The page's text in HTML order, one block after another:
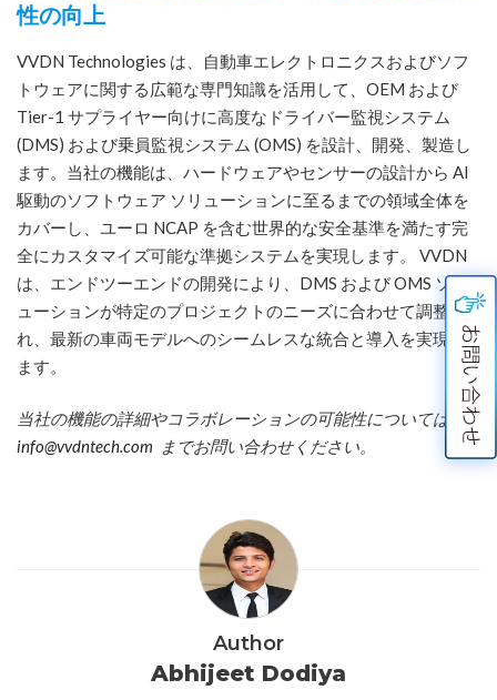
性の向上
VVDN Technologies は、自動車エレクトロニクスおよびソフ
トウェアに関する広範な専門知識を活用して、OEM および
Tier-1 サプライヤー向けに高度なドライバー監視システム
(DMS) および乗員監視システム (OMS) を設計、開発、製造し
ます。当社の機能は、ハードウェアやセンサ​​ーの設計から AI
駆動のソフトウェア ソリューションに至るまでの領域全体を
カバーし、ユーロ NCAP を含む世界的な安全基準を満たす完
全にカスタマイズ可能な準拠システムを実現します。 VVDN
は、エンドツーエンドの開発により、DMS および OMS ソリ
ューションが特定のプロジェクトのニーズに合わせて調整さ
れ、最新の車両モデルへのシームレスな統合と導入を実現し
ます。
当社の機能の詳細やコラボレーションの可能性については、
info@vvdntech.com までお問い合わせください。
Author
Abhijeet Dodiya